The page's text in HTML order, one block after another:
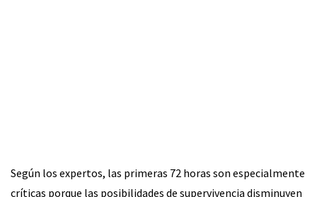
Según los expertos, las primeras 72 horas son especialmente
críticas porque las posibilidades de supervivencia disminuyen